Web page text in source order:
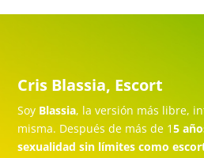
Cris Blassia, Escort
Soy Blassia, la versión más libre,
misma. Después de más de 15
sexualidad sin límites como